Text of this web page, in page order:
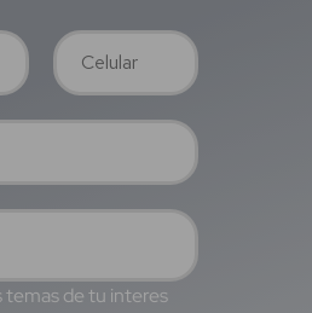
temas de tu interes